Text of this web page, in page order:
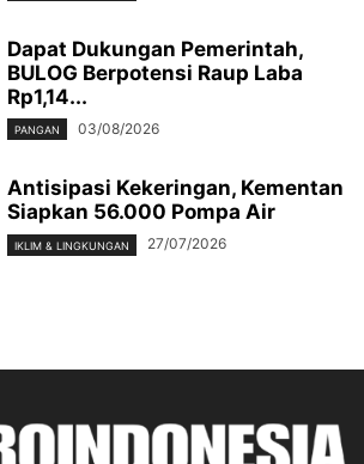
Dapat Dukungan Pemerintah,
BULOG Berpotensi Raup Laba
Rp1,14...
PANGAN 03/08/2026
Antisipasi Kekeringan, Kementan
Siapkan 56.000 Pompa Air
IKLIM & LINGKUNGAN 27/07/2026